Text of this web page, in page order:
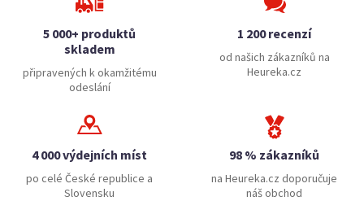
5 000+ produktů
skladem
připravených k okamžitému
odeslání
1 200 recenzí
od našich zákazníků na
Heureka.cz
4 000 výdejních míst
po celé České republice a
Slovensku
98 % zákazníků
na Heureka.cz doporučuje
náš obchod